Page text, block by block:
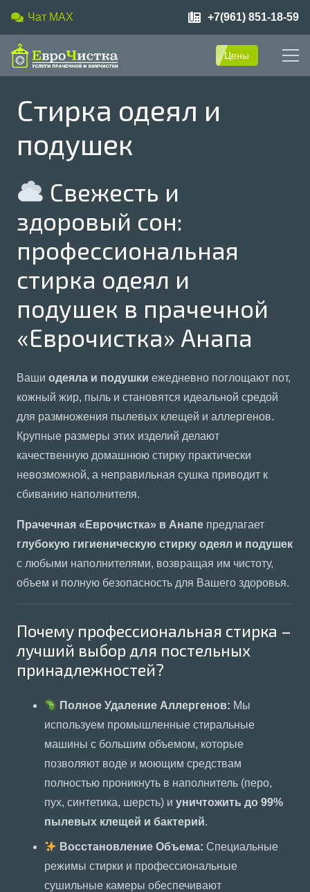
Чат MAX +7(961) 851-18-59
Цены
Стирка одеял и
подушек
Свежесть и
здоровый сон:
профессиональная
стирка одеял и
подушек в прачечной
«Еврочистка» Анапа
Ваши одеяла и подушки ежедневно поглощают пот,
кожный жир, пыль и становятся идеальной средой
для размножения пылевых клещей и аллергенов.
Крупные размеры этих изделий делают
качественную домашнюю стирку практически
невозможной, а неправильная сушка приводит к
сбиванию наполнителя.
Прачечная «Еврочистка» в Анапе предлагает
глубокую гигиеническую стирку одеял и подушек
с любыми наполнителями, возвращая им чистоту,
объем и полную безопасность для Вашего здоровья.
Почему профессиональная стирка –
лучший выбор для постельных
принадлежностей?
Полное Удаление Аллергенов: Мы
используем промышленные стиральные
машины с большим объемом, которые
позволяют воде и моющим средствам
полностью проникнуть в наполнитель (перо,
пух, синтетика, шерсть) и уничтожить до 99%
пылевых клещей и бактерий.
Восстановление Объема: Специальные
режимы стирки и профессиональные
сушильные камеры обеспечивают